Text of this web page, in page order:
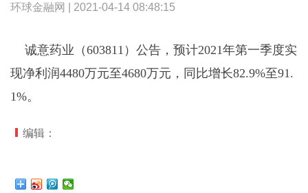
环球金融网 | 2021-04-14 08:48:15
诚意药业（603811）公告，预计2021年第一季度实
现净利润4480万元至4680万元，同比增长82.9%至91.
1%。
编辑：